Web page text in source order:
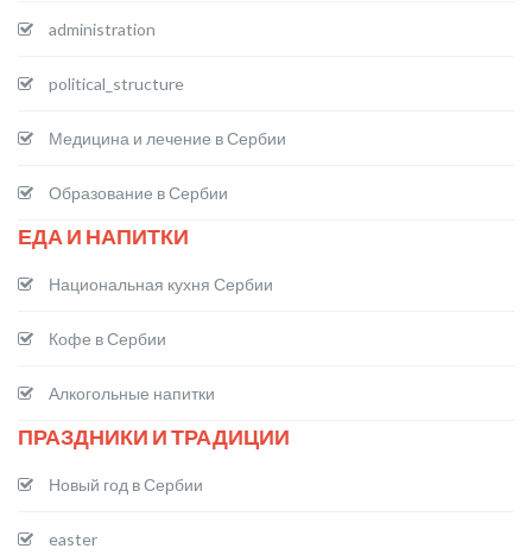
administration
political_structure
Медицина и лечение в Сербии
Образование в Сербии
ЕДА И НАПИТКИ
Национальная кухня Сербии
Кофе в Сербии
Алкогольные напитки
ПРАЗДНИКИ И ТРАДИЦИИ
Новый год в Сербии
easter